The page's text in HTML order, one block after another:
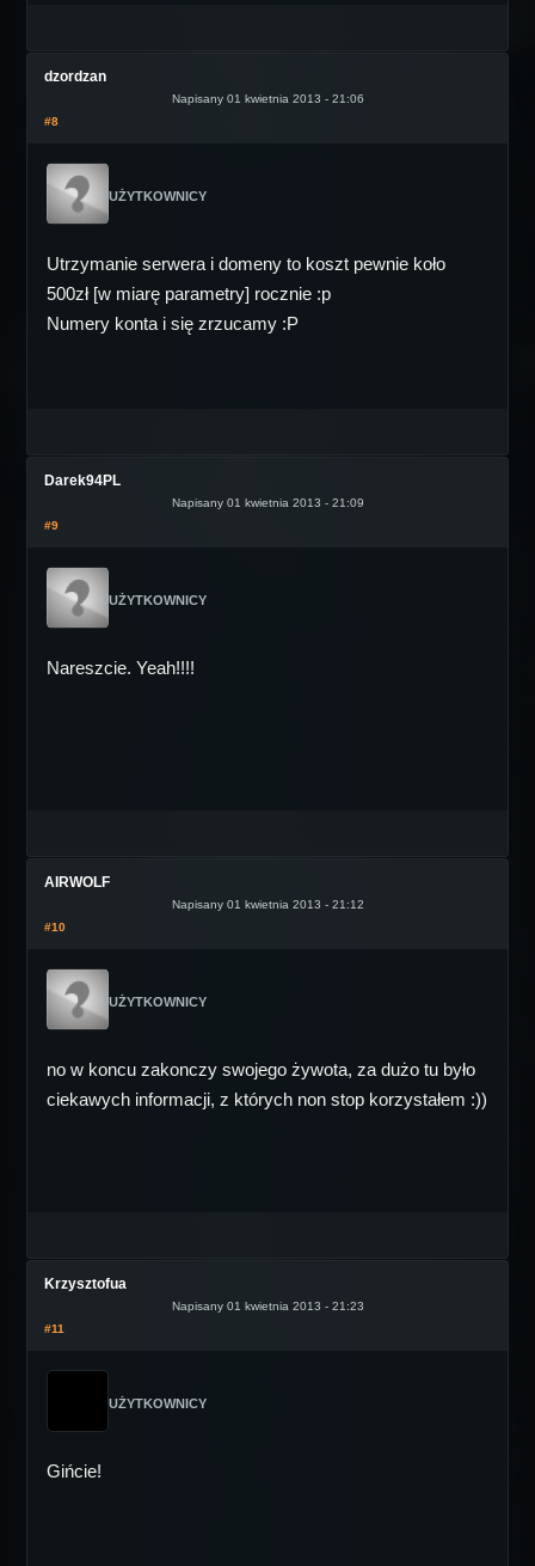
dzordzan
Napisany 01 kwietnia 2013 - 21:06
#8
UŻYTKOWNICY
Utrzymanie serwera i domeny to koszt pewnie koło
500zł [w miarę parametry] rocznie :p
Numery konta i się zrzucamy :P
Darek94PL
Napisany 01 kwietnia 2013 - 21:09
#9
UŻYTKOWNICY
Nareszcie. Yeah!!!!
AIRWOLF
Napisany 01 kwietnia 2013 - 21:12
#10
UŻYTKOWNICY
no w koncu zakonczy swojego żywota, za dużo tu było
ciekawych informacji, z których non stop korzystałem :))
Krzysztofua
Napisany 01 kwietnia 2013 - 21:23
#11
UŻYTKOWNICY
Gińcie!